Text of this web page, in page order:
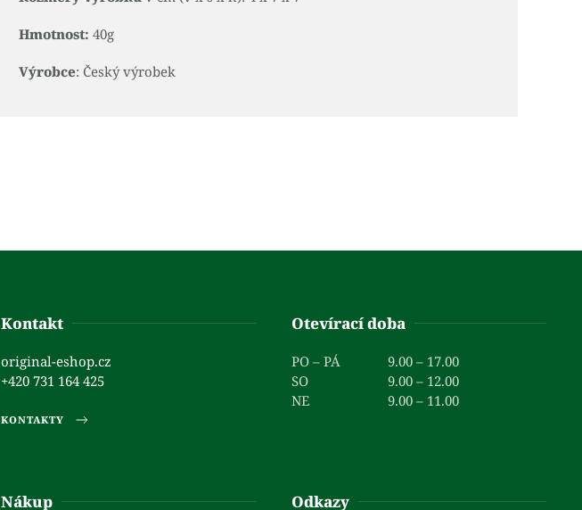
Hmotnost: 40g
Výrobce: Český výrobek
Kontakt
original-eshop.cz
+420 731 164 425
KONTAKTY
Otevírací doba
PO – PÁ
9.00 – 17.00
SO
9.00 – 12.00
NE
9.00 – 11.00
Nákup Odkazy